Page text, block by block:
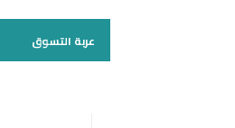
عربة التسوق